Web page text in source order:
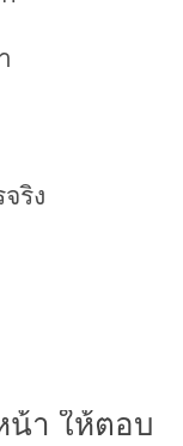
ริง
รือพักฟื้น
ยบ
เทคโนโลยี
นอย่างไร
ร ไม่เหมาะ
และควร
งไรทั้ง
คุณตัดสิน
น้า ให้ตอบ